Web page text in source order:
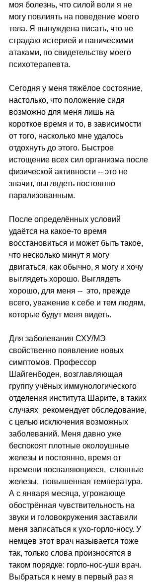
моя болезнь, что силой воли я не
могу повлиять на поведение моего
тела. Я вынуждена писать, что не
страдаю истерией и паническими
атаками, по свидетельству моего
психотерапевта.
Сегодня у меня тяжёлое состояние,
настолько, что положение сидя
возможно для меня лишь на
короткое время и то, в зависимости
от того, насколько мне удалось
отдохнуть до этого. Быстрое
истощение всех сил организма после
физической активности -- это не
значит, выглядеть постоянно
парализованным.
После определённых условий
удаётся на какое-то время
восстановиться и может быть такое,
что несколько минут я могу
двигаться, как обычно, я могу и хочу
выглядеть хорошо. Выглядеть
хорошо, для меня --  это, прежде
всего, уважение к себе и тем людям,
которые будут меня видеть.
Для заболевания СХУ/МЭ
свойственно появление новых
симптомов. Профессор
Шайгенбоден, возглавляющая
группу учёных иммунологического
отделения института Шарите, в таких
случаях  рекомендует обследование,
с целью исключения возможных
заболеваний. Меня давно уже
беспокоят плотные околоушные
железы и постоянно, время от
времени воспаляющиеся,  слюнные
железы,  повышенная температура.
А с января месяца, угрожающе
обострённая чувствительность на
звуки и головокружения заставили
меня записаться к ухо-горло-носу. У
немцев этот врач называется тоже
так, только слова произносятся в
таком порядке: горло-нос-уши врач.
Выбраться к нему в первый раз я